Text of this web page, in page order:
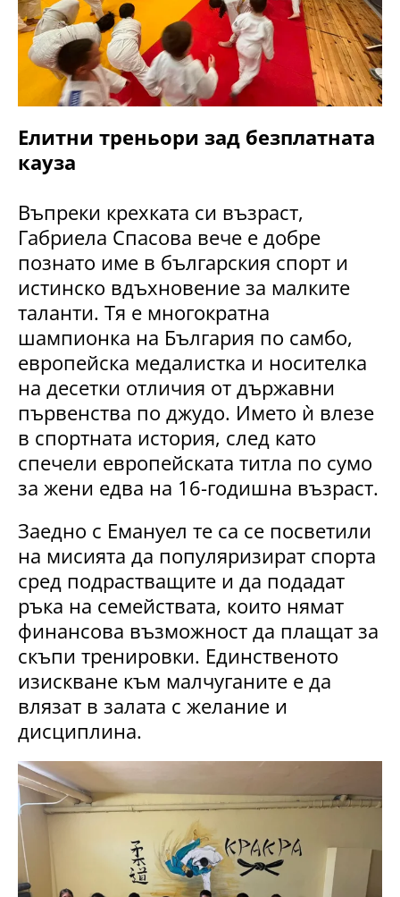
Елитни треньори зад безплатната
кауза
Въпреки крехката си възраст,
Габриела Спасова вече е добре
познато име в българския спорт и
истинско вдъхновение за малките
таланти. Тя е многократна
шампионка на България по самбо,
европейска медалистка и носителка
на десетки отличия от държавни
първенства по джудо. Името ѝ влезе
в спортната история, след като
спечели европейската титла по сумо
за жени едва на 16-годишна възраст.
Заедно с Емануел те са се посветили
на мисията да популяризират спорта
сред подрастващите и да подадат
ръка на семействата, които нямат
финансова възможност да плащат за
скъпи тренировки. Единственото
изискване към малчуганите е да
влязат в залата с желание и
дисциплина.